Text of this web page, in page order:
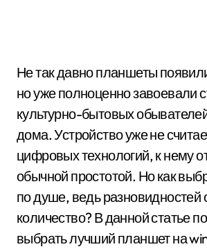
Не так давно планшеты появились на рынках,
но уже полноценно завоевали
культурно-бытовых
дома. Устройство уже не
цифровых технологий, к нему
обычной простотой. Но как
по душе, ведь разновидностей
количество? В данной статье
выбрать лучший планшет на